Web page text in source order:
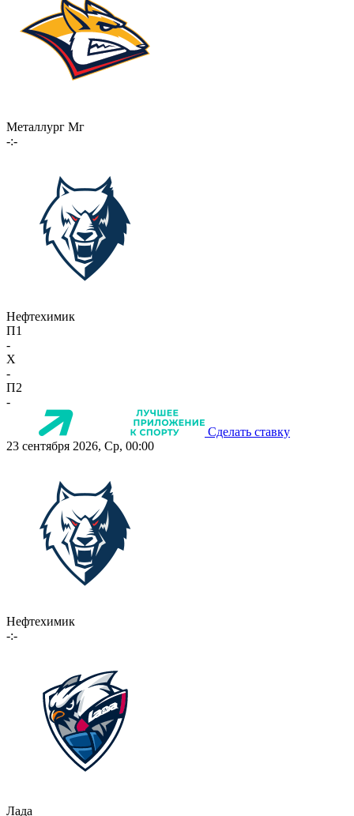
Металлург Мг
-:-
Нефтехимик
П1
-
X
-
П2
-
Сделать ставку
23 сентября 2026, Ср, 00:00
Нефтехимик
-:-
Лада